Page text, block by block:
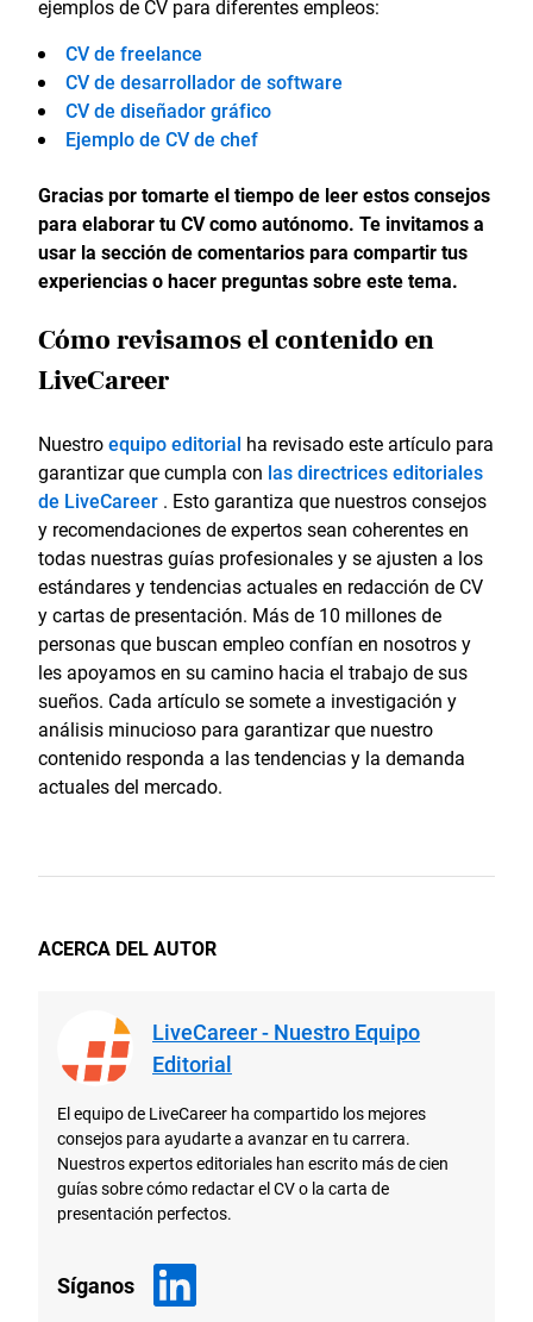
ejemplos de CV para diferentes empleos:
CV de freelance
CV de desarrollador de software
CV de diseñador gráfico
Ejemplo de CV de chef
Gracias por tomarte el tiempo de leer estos consejos
para elaborar tu CV como autónomo. Te invitamos a
usar la sección de comentarios para compartir tus
experiencias o hacer preguntas sobre este tema.
Cómo revisamos el contenido en
LiveCareer
Nuestroequipo editorial ha revisado este artículo para
garantizar que cumpla con las directrices editoriales
de LiveCareer . Esto garantiza que nuestros consejos
y recomendaciones de expertos sean coherentes en
todas nuestras guías profesionales y se ajusten a los
estándares y tendencias actuales en redacción de CV
y cartas de presentación. Más de 10 millones de
personas que buscan empleo confían en nosotros y
les apoyamos en su camino hacia el trabajo de sus
sueños. Cada artículo se somete a investigación y
análisis minucioso para garantizar que nuestro
contenido responda a las tendencias y la demanda
actuales del mercado.
ACERCA DEL AUTOR
LiveCareer - Nuestro Equipo
Editorial
El equipo de LiveCareer ha compartido los mejores
consejos para ayudarte a avanzar en tu carrera.
Nuestros expertos editoriales han escrito más de cien
guías sobre cómo redactar el CV o la carta de
presentación perfectos.
Síganos